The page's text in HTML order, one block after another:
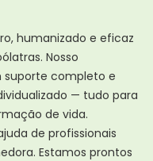
humanizado e eficaz
Nosso
suporte completo e
— tudo para
de vida.
de profissionais
Estamos prontos